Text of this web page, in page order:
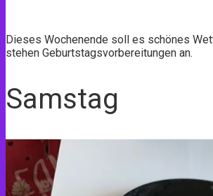
Dieses Wochenende soll es schönes
stehen Geburtstagsvorbereitungen an.
Samstag